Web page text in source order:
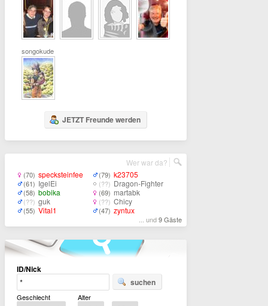
songokude
JETZT Freunde werden
(70) specksteinfee
(61) IgelEi
(58) bobika
(??) guk
(55) Vital1
(79) k23705
(??) Dragon-Fighter
(69) martabk
(??) Chicy
(47) zyntux
... und9 Gäste
Wer war da?
ID/Nick
suchen
Geschlecht
Alter